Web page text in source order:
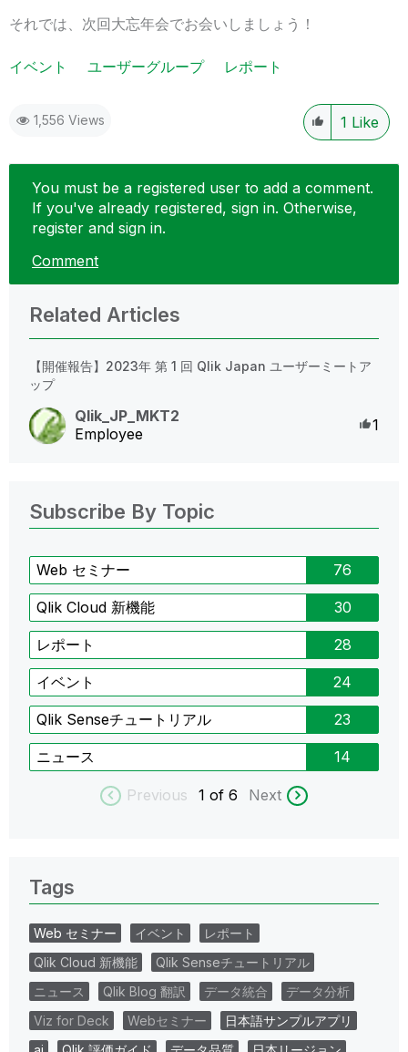
それでは、次回大忘年会でお会いしましょう！
イベント ユーザーグループ レポート
1,556 Views 1 Like
You must be a registered user to add a comment.
If you've already registered, sign in. Otherwise,
register and sign in.
Comment
Related Articles
【開催報告】2023年 第 1 回 Qlik Japan ユーザーミートア
ップ
Qlik_JP_MKT2
Employee
1
Subscribe By Topic
Web セミナー 76
Qlik Cloud 新機能 30
レポート 28
イベント 24
Qlik Senseチュートリアル 23
ニュース 14
Previous 1 of 6 Next
Tags
Web セミナー イベント
レポート
Qlik Cloud 新機能
Qlik Senseチュートリアル
ニュース
Qlik Blog 翻訳 データ統合
データ分析
Viz for Deck
Webセミナー
日本語サンプルアプリ